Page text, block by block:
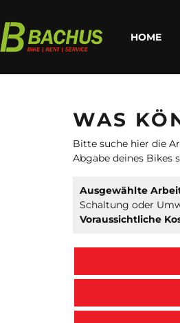
HOME
WAS
Bitte suche hier die
Abgabe deines Bikes
Ausgewählte
Schaltung oder
Voraussichtliche